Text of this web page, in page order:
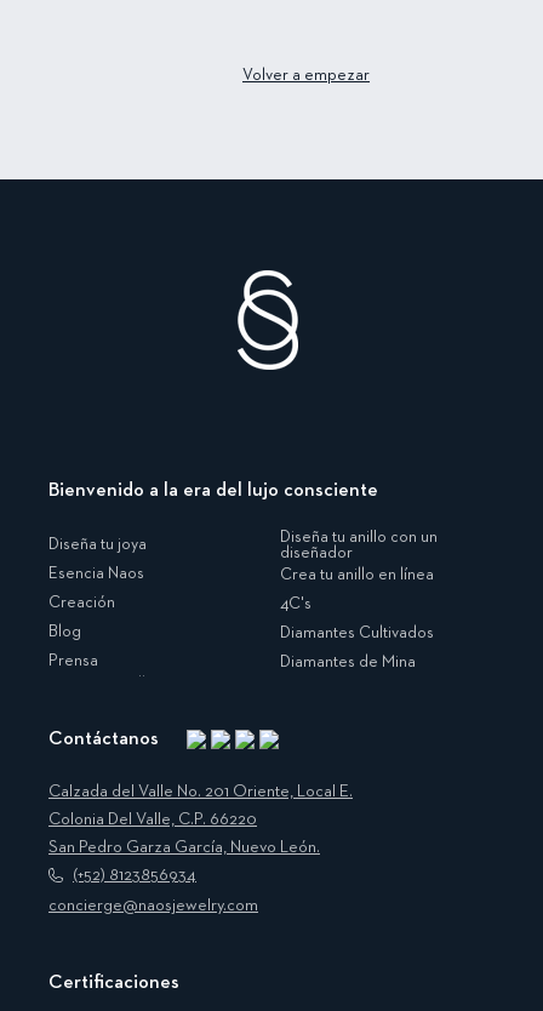
Volver a empezar
Bienvenido a la era del lujo consciente
Diseña tu joya
Esencia Naos
Creación
Blog
Prensa
Diseña tu anillo con un
diseñador
Crea tu anillo en línea
4C's
Diamantes Cultivados
Diamantes de Mina
Contáctanos
Instagram
Facebook
Translation
missing:
es.general.social.links.linkedin
Pinterest
Calzada del Valle No. 201 Oriente, Local E.
Colonia Del Valle, C.P. 66220
San Pedro Garza García, Nuevo León.
(+52) 8123856934
concierge@naosjewelry.com
Certificaciones